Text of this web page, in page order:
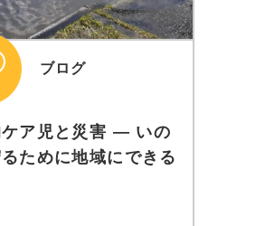
ブログ
ケア児と災害 ― いの
ために地域にできる